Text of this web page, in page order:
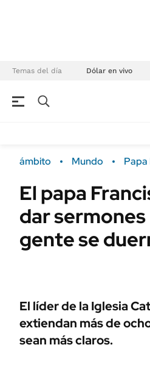
Temas del día Dólar en vivo
Campo
FINANZAS
Dólar
ámbito Mundo Papa
El papa
dar
gente se
El líder de la Iglesia
extiendan más de
sean más claros.